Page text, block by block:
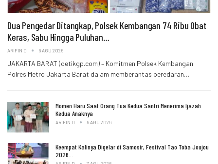
Dua Pengedar Ditangkap, Polsek Kembangan 74 Ribu Obat
Keras, Sabu Hingga Puluhan…
ARIFIN D 6 AGU 2026
JAKARTA BARAT (detikgp.com) – Komitmen Polsek Kembangan
Polres Metro Jakarta Barat dalam memberantas peredaran…
Momen Haru Saat Orang Tua Kedua Santri Menerima Ijazah
Kedua Anaknya
ARIFIN D 6 AGU 2026
Keempat Kalinya Digelar di Samosir, Festival Tao Toba Joujou
2026…